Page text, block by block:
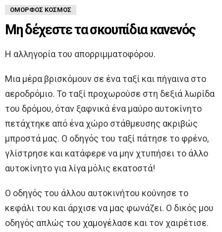
ΌΜΟΡΦΟΣ ΚΌΣΜΟΣ
Μη δέχεστε τα σκουπίδια κανενός
Η αλληγορία του απορριμματοφόρου.
Μια μέρα βρισκόμουν σε ένα ταξί και πήγαινα στο
αεροδρόμιο. Το ταξί προχωρούσε στη δεξιά λωρίδα
του δρόμου, όταν ξαφνικά ένα μαύρο αυτοκίνητο
πετάχτηκε από ένα χώρο στάθμευσης ακριβώς
μπροστά μας. Ο οδηγός του ταξί πάτησε το φρένο,
γλίστρησε και κατάφερε να μην χτυπήσει το άλλο
αυτοκίνητο για λίγα μόλις εκατοστά!
Ο οδηγός του άλλου αυτοκινήτου κούνησε το
κεφάλι του και άρχισε να μας φωνάζει. Ο δικός μου
οδηγός απλώς του χαμογέλασε και τον χαιρέτισε.